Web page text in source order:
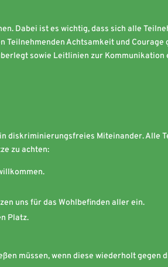
Dabei ist es wichtig, dass sich alle
Achtsamkeit und Courage
sowie Leitlinien zur
diskriminierungsfreies Miteinander. Alle
zu achten:
uns für das Wohlbefinden aller ein.
Platz.
müssen, wenn diese wiederholt gegen